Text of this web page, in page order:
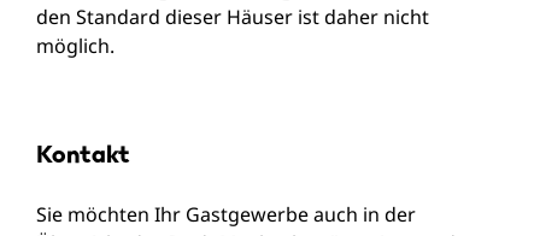
den Standard dieser Häuser ist daher nicht
möglich.
Kontakt
Sie möchten Ihr Gastgewerbe auch in der